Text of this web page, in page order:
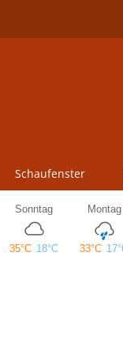
Schaufenster